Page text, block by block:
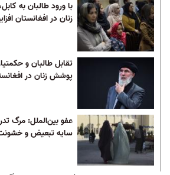
با ورود طالبان به
زنان در افغانستان
تقابل طالبان و
پوشش زنان در
عفو بین‌الملل‌: مرگ
سایه تبعیض و